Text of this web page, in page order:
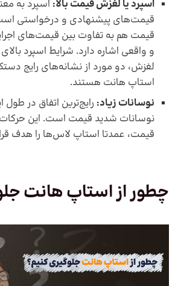
اسپرد یا لغزش قیمت بالا: اسپرد به
قیمت‌های پیشنهادی و درخواستی
قیمت هم به تفاوت بین قیمت‌های
و واقعی اشاره دارد. شرایط اسپرد
لغزش، دو مورد از نشانه‌های رایج
استاپ هانت هستند.
نوسانات زیاد: رایج‌ترین اتفاق در طول
نوسانات شدید قیمت است. این
قیمت، عمدتا استاپ لاس‌ها را هدف
چطور از استاپ هانت